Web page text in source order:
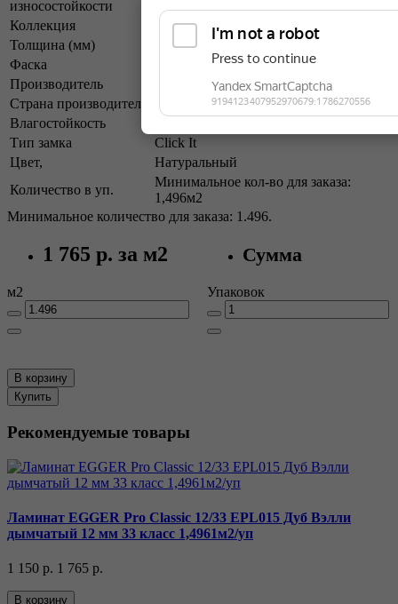
износостойкости
Коллекция
Classic 12/33
Толщина (мм)
12 мм
Фаска
4-х сторонняя фаска 4V
Производитель
Страна производитель
Влагостойкость
Тип замка
Click It
Цвет,
Натуральный
Количество в уп.
Минимальное кол-во для заказа:
1,496м2
Минимальное количество для заказа: 1.496.
1 765 р. за м2 Сумма
м2 Упаковок
В корзину
Купить
Рекомендуемые товары
Ламинат EGGER Pro Classic 12/33 EPL015 Дуб Вэлли
дымчатый 12 мм 33 класс 1,4961м2/уп
1 150 р. 1 765 р.
В корзину